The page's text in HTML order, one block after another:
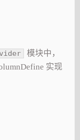
模块中，
实现